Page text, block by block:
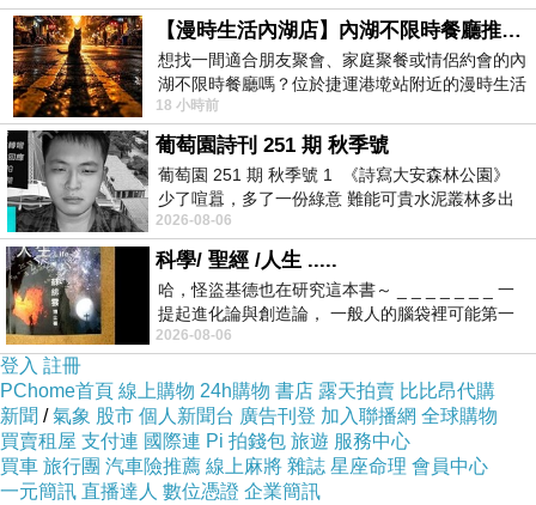
尹乃菁是否知道中國國民黨政權在大陸沒有
能力推展耕者有其田政策，因為地主有權勢，不
可能推動，台灣農地的地主都是台灣人，可以剝
奪。大家應該可以思考另一個重要問題，在農村
可以推展「耕者有其田」，在城市為什麼不能推
展「住者有其屋」？理由很簡單，農村的地主都
是台灣人，城市的地主有很多中國人。
日本人與中國人最大的區別是移民來台灣的
日本人認同台灣，且很快的變成台灣人，戰後若
不是中國國民黨政權逼迫，他們並不願意回日
本，多數中國人及其後代卻不願意變成台灣人。
尹乃菁是否知道日治時代台灣人並不喜歡日本，
稱日本人為「四腳子」，意指四腳落地的禽獸，
可是中國國民黨政權來台灣之後，卻促使台灣人
【漫時生活內湖店】內湖不限時餐廳推薦｜捷運港墘站美食，聚餐、約會、家庭聚會首選，正餐甜點一次滿足
想找一間適合朋友聚會、家庭聚餐或情侶約會的內
湖不限時餐廳嗎？位於捷運港墘站附近的漫時生活
內湖店，從捷運站步行約4分鐘即可抵
18 小時前
葡萄園詩刊 251 期 秋季號
葡萄園 251 期 秋季號 1 《詩寫大安森林公園》
少了喧囂，多了一份綠意 難能可貴水泥叢林多出
一
2026-08-06
科學/ 聖經 /人生 .....
哈，怪盜基德也在研究這本書～ _ _ _ _ _ _ _ 一
提起進化論與創造論， 一般人的腦袋裡可能第一
時間就有「 進化論很科
2026-08-06
登入 註冊
PChome首頁 線上購物 24h購物 書店 露天拍賣 比比昂代購
新聞 /氣象 股市 個人新聞台 廣告刊登 加入聯播網 全球購物
買賣租屋 支付連 國際連 Pi 拍錢包 旅遊 服務中心
買車 旅行團 汽車險推薦 線上麻將 雜誌 星座命理 會員中心
一元簡訊 直播達人 數位憑證 企業簡訊